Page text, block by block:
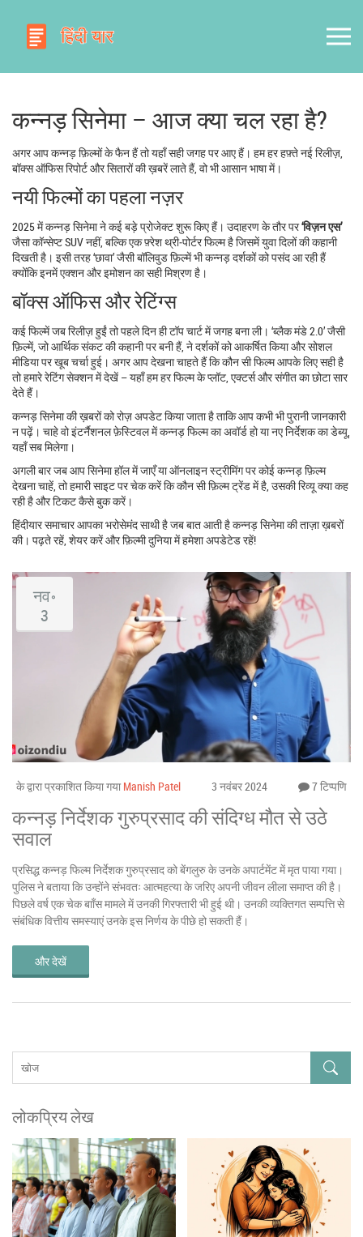
कन्नड़ सिनेमा – आज क्या चल रहा है?
अगर आप कन्नड़ फ़िल्मों के फैन हैं तो यहाँ सही जगह पर आए हैं। हम हर हफ़्ते नई रिलीज़,
बॉक्स ऑफिस रिपोर्ट और सितारों की ख़बरें लाते हैं, वो भी आसान भाषा में।
नयी फिल्मों का पहला नज़र
2025 में कन्नड़ सिनेमा ने कई बड़े प्रोजेक्ट शुरू किए हैं। उदाहरण के तौर पर‘विज़न एस’
जैसा कॉन्सेप्ट SUV नहीं, बल्कि एक फ़्रेश थ्री‑पोर्टर फिल्म है जिसमें युवा दिलों की कहानी
दिखती है। इसी तरह ‘छावा’ जैसी बॉलिवुड फ़िल्में भी कन्नड़ दर्शकों को पसंद आ रही हैं
क्योंकि इनमें एक्शन और इमोशन का सही मिश्रण है।
बॉक्स ऑफिस और रेटिंग्स
कई फिल्में जब रिलीज़ हुईं तो पहले दिन ही टॉप चार्ट में जगह बना ली। ‘ब्लैक मंडे 2.0’ जैसी
फ़िल्में, जो आर्थिक संकट की कहानी पर बनी हैं, ने दर्शकों को आकर्षित किया और सोशल
मीडिया पर खूब चर्चा हुई। अगर आप देखना चाहते हैं कि कौन सी फिल्म आपके लिए सही है
तो हमारे रेटिंग सेक्शन में देखें – यहाँ हम हर फिल्म के प्लॉट, एक्टर्स और संगीत का छोटा सार
देते हैं।
कन्नड़ सिनेमा की ख़बरों को रोज़ अपडेट किया जाता है ताकि आप कभी भी पुरानी जानकारी
न पढ़ें। चाहे वो इंटर्नैशनल फ़ेस्टिवल में कन्नड़ फिल्म का अवॉर्ड हो या नए निर्देशक का डेब्यू,
यहाँ सब मिलेगा।
अगली बार जब आप सिनेमा हॉल में जाएँ या ऑनलाइन स्ट्रीमिंग पर कोई कन्नड़ फ़िल्म
देखना चाहें, तो हमारी साइट पर चेक करें कि कौन सी फ़िल्म ट्रेंड में है, उसकी रिव्यू क्या कह
रही है और टिकट कैसे बुक करें।
हिंदीयार समाचार आपका भरोसेमंद साथी है जब बात आती है कन्नड़ सिनेमा की ताज़ा ख़बरों
की। पढ़ते रहें, शेयर करें और फ़िल्मी दुनिया में हमेशा अपडेटेड रहें!
नव॰
3
के द्वारा प्रकाशित किया गया Manish Patel 3 नवंबर 2024 7 टिप्पणि
कन्नड़ निर्देशक गुरुप्रसाद की संदिग्ध मौत से उठे
सवाल
प्रसिद्ध कन्नड़ फिल्म निर्देशक गुरुप्रसाद को बेंगलुरु के उनके अपार्टमेंट में मृत पाया गया।
पुलिस ने बताया कि उन्होंने संभवतः आत्महत्या के जरिए अपनी जीवन लीला समाप्त की है।
पिछले वर्ष एक चेक बाॉंस मामले में उनकी गिरफ्तारी भी हुई थी। उनकी व्यक्तिगत सम्पत्ति से
संबंधिक वित्तीय समस्याएं उनके इस निर्णय के पीछे हो सकती हैं।
और देखें
लोकप्रिय लेख